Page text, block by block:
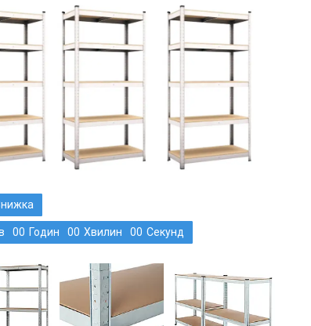
00 Годин 00 Хвилин 00 Секунд